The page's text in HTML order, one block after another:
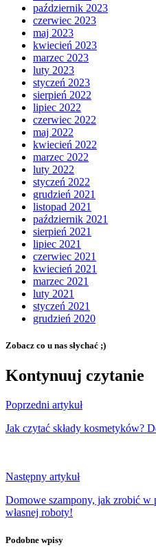
październik 2023
czerwiec 2023
maj 2023
kwiecień 2023
marzec 2023
luty 2023
styczeń 2023
sierpień 2022
lipiec 2022
czerwiec 2022
maj 2022
kwiecień 2022
marzec 2022
luty 2022
styczeń 2022
grudzień 2021
listopad 2021
październik 2021
sierpień 2021
lipiec 2021
czerwiec 2021
kwiecień 2021
marzec 2021
luty 2021
styczeń 2021
grudzień 2020
Zobacz co u nas słychać ;)
Kontynuuj czytanie
Poprzedni artykuł
Jak czytać składy kosmetyków?
Następny artykuł
Domowe szampony, jak zrobić w
własnej roboty!
Podobne wpisy